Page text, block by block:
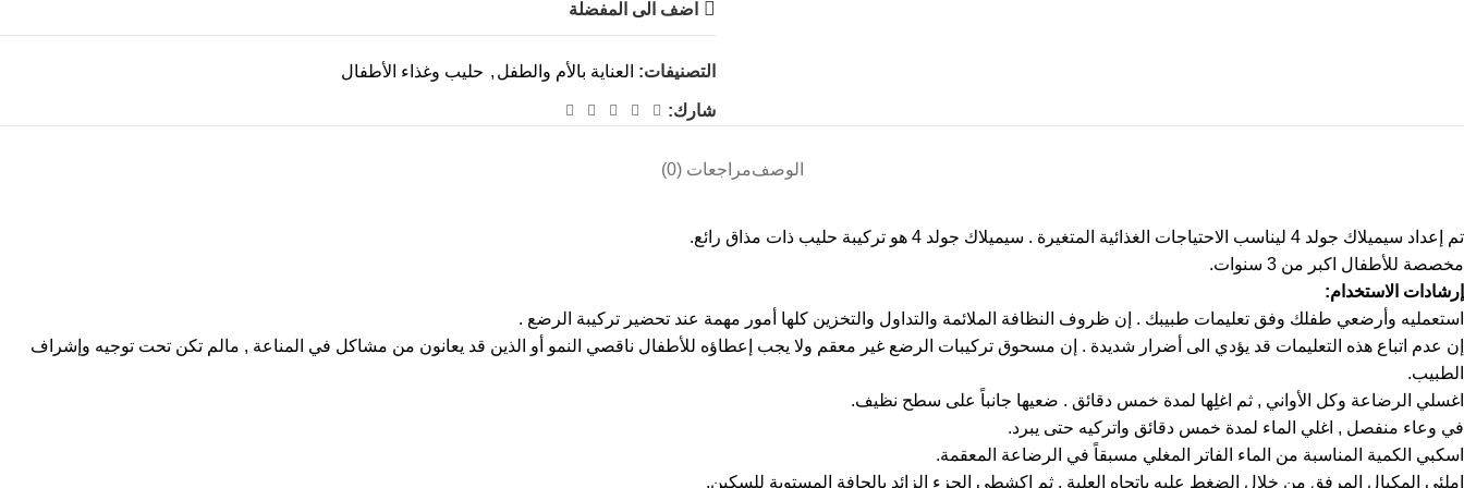
اضف الى المفضلة
التصنيفات: العناية بالأم والطفل , حليب وغذاء الأطفال
شارك:
الوصفمراجعات (0)
تم إعداد سيميلاك جولد 4 ليناسب الاحتياجات الغذائية المتغيرة . سيميلاك جولد 4 هو تركيبة حليب ذات مذاق رائع.
مخصصة للأطفال اكبر من 3 سنوات.
إرشادات الاستخدام:
استعمليه وأرضعي طفلك وفق تعليمات طبيبك . إن ظروف النظافة الملائمة والتداول والتخزين كلها أمور مهمة عند تحضير تركيبة الرضع .
إن عدم اتباع هذه التعليمات قد يؤدي الى أضرار شديدة . إن مسحوق تركيبات الرضع غير معقم ولا يجب إعطاؤه للأطفال ناقصي النمو أو الذين قد يعانون من مشاكل في المناعة , مالم تكن تحت توجيه وإشراف
الطبيب.
اغسلي الرضاعة وكل الأواني , ثم اغلِها لمدة خمس دقائق . ضعيها جانباً على سطح نظيف.
في وعاء منفصل , اغلي الماء لمدة خمس دقائق واتركيه حتى يبرد.
اسكبي الكمية المناسبة من الماء الفاتر المغلي مسبقاً في الرضاعة المعقمة.
املئي المكيال المرفق من خلال الضغط عليه باتجاه العلبة , ثم اكشطي الجزء الزائد بالحافة المستوية للسكين.